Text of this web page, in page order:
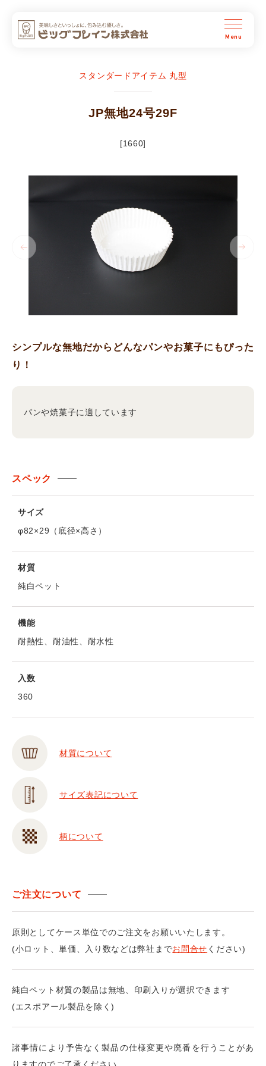
ビッグプレイン株式会社
スタンダードアイテム 丸型
JP無地24号29F
[1660]
シンプルな無地だからどんなパンやお菓子にもぴった
り！
パンや焼菓子に適しています
スペック
サイズ
φ82×29（底径×高さ）
材質
純白ペット
機能
耐熱性、耐油性、耐水性
入数
360
材質について
サイズ表記について
柄について
ご注文について
原則としてケース単位でのご注文をお願いいたします。
(小ロット、単価、入り数などは弊社までお問合せ ください)
純白ペット材質の製品は無地、印刷入りが選択できます
(エスポアール製品を除く)
諸事情により予告なく製品の仕様変更や廃番を行うことがあ
りますのでご了承ください。